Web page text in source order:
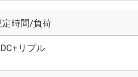
時間/負荷
リプル